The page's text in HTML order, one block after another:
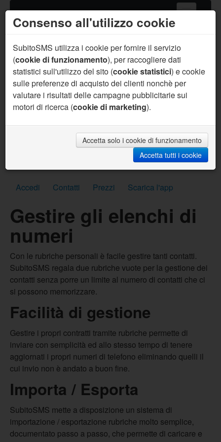
Home
Servizi SMS
Gateway SMS
Acquista SMS
Aiuto
Sei un programmatore ?
personalizzate, SMS per sviluppo gratuiti e molto
Accedi Contatti Prezzi Scarica l'app
Consenso all'utilizzo cookie
SubitoSMS utilizza i cookie per fornire il servizio
(cookie di funzionamento), per raccogliere dati
statistici sull'utilizzo del sito (cookie statistici) e cookie
sulle preferenze di acquisto dei clienti nonchè per
valutare i risultati delle campagne pubblicitarie sui
motori di ricerca (cookie di marketing).
Accetta solo i cookie di funzionamento
Accetta tutti i cookie
Gestire gli elenchi di
numeri
Con le rubriche personali è facile gestire tanti contatti.
SubitoSMS regala due rubriche vuote per la gestione dei
contatti senza porre un limite al numero di contatti che ci
si possono memorizzare.
Facilità di gestione
Gestire i propri contratti tramite rubriche permette di
inviare con semplicità ed allo stesso tempo di tenere
aggiornati i propri numeri di telefono eliminando quelli il
cui invio non è andato a buon fine.
Importa / Esporta
SubitoSMS mette a disposizione un sistema di
importazione / esportazione rubriche molto semplice,
documentato passo a passo, che permette di caricare e